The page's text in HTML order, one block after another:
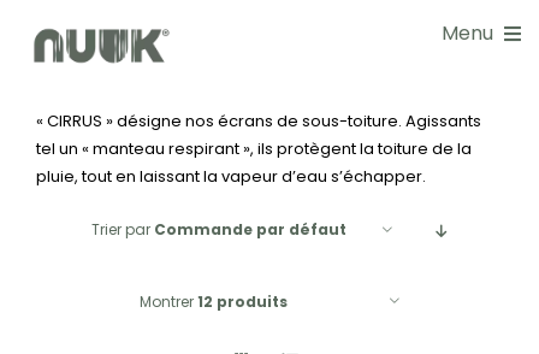
contenu
Menu
NOS SOLUTIONS
« CIRRUS » désigne nos écrans de sous-toiture. Agissants
tel un « manteau respirant », ils protègent la toiture de la
pluie, tout en laissant la vapeur d’eau s’échapper.
Trier par Commande par défaut
Montrer12 produits